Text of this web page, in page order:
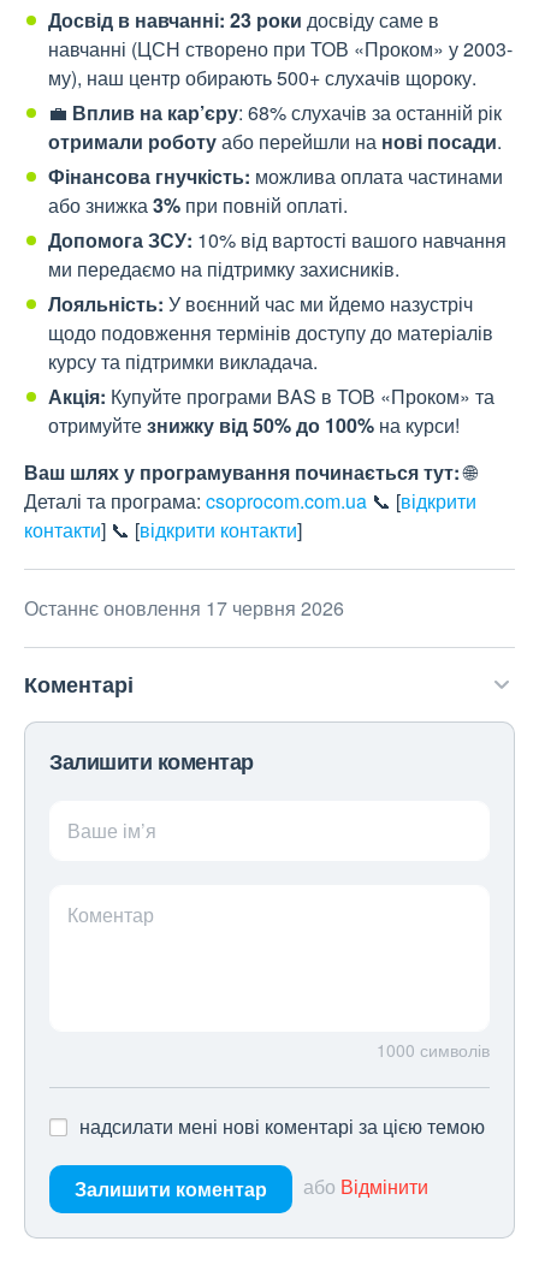
Досвід в навчанні: 23 роки досвіду саме в
навчанні (ЦСН створено при ТОВ «Проком» у 2003-
му), наш центр обирають 500+ слухачів щороку.
💼 Вплив на кар’єру: 68% слухачів за останній рік
отримали роботуабо перейшли на нові посади.
Фінансова гнучкість: можлива оплата частинами
або знижка3% при повній оплаті.
Допомога ЗСУ: 10% від вартості вашого навчання
ми передаємо на підтримку захисників.
Лояльність: У воєнний час ми йдемо назустріч
щодо подовження термінів доступу до матеріалів
курсу та підтримки викладача.
Акція: Купуйте програми BAS в ТОВ «Проком» та
отримуйтезнижку від 50% до 100% на курси!
Ваш шлях у програмування починається тут:🌐
Деталі та програма: csoprocom.com.ua 📞 [відкрити
контакти] 📞 [відкрити контакти]
Останнє оновлення 17 червня 2026
Коментарі
Залишити коментар
Ваше ім’я
Коментар
1000 символів
надсилати мені нові коментарі за цією темою
Залишити коментар або Відмінити